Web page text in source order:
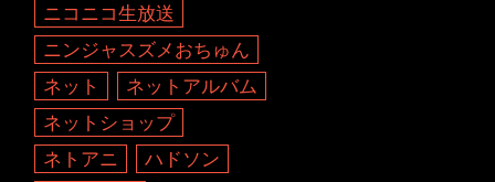
ニコニコ生放送
ニンジャスズメおちゅん
ネット
ネットアルバム
ネットショップ
ネトアニ
ハドソン